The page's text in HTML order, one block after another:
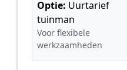
Optie: Uurtarief
tuinman
Voor flexibele
werkzaamheden